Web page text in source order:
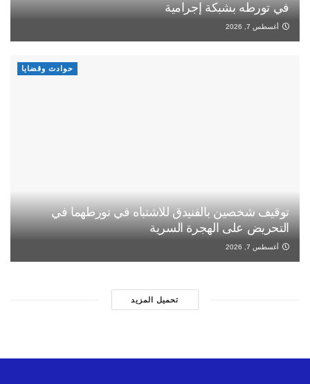
في تورطه بشبكة إجرامية
أغسطس 7, 2026
حوادث وقضايا
توقيف شخصين بالفنيدق للاشتباه في تورطهما في
التحريض على الهجرة السرية
أغسطس 7, 2026
تحميل المزيد